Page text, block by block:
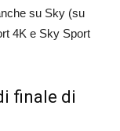
su Sky (su
4K e Sky Sport
finale di